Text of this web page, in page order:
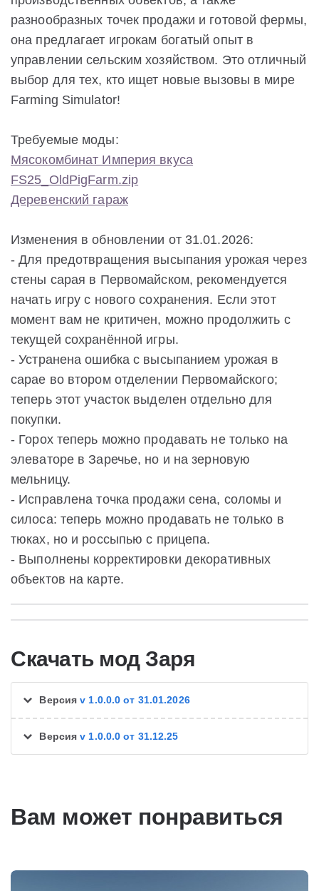
разнообразных точек продажи и готовой фермы,
она предлагает игрокам богатый опыт в
управлении сельским хозяйством. Это отличный
выбор для тех, кто ищет новые вызовы в мире
Farming Simulator!
Требуемые моды:
Мясокомбинат Империя вкуса
FS25_OldPigFarm.zip
Деревенский гараж
Изменения в обновлении от 31.01.2026:
- Для предотвращения высыпания урожая через
стены сарая в Первомайском, рекомендуется
начать игру с нового сохранения. Если этот
момент вам не критичен, можно продолжить с
текущей сохранённой игры.
- Устранена ошибка с высыпанием урожая в
сарае во втором отделении Первомайского;
теперь этот участок выделен отдельно для
покупки.
- Горох теперь можно продавать не только на
элеваторе в Заречье, но и на зерновую
мельницу.
- Исправлена точка продажи сена, соломы и
силоса: теперь можно продавать не только в
тюках, но и россыпью с прицепа.
- Выполнены корректировки декоративных
объектов на карте.
Скачать мод Заря
Версияv 1.0.0.0 от 31.01.2026
Версияv 1.0.0.0 от 31.12.25
Вам может понравиться